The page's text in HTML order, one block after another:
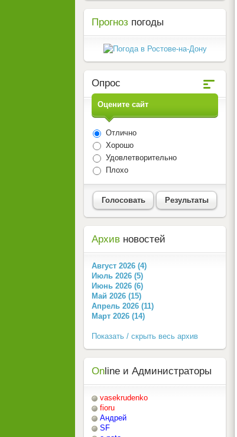
Прогноз погоды
Опрос
Оцените сайт
Отлично
Хорошо
Удовлетворительно
Плохо
Голосовать Результаты
Архив новостей
Август 2026 (4)
Июль 2026 (5)
Июнь 2026 (6)
Май 2026 (15)
Апрель 2026 (11)
Март 2026 (14)
Показать / скрыть весь архив
On line и Администраторы
vasekrudenko
fioru
Андрей
SF